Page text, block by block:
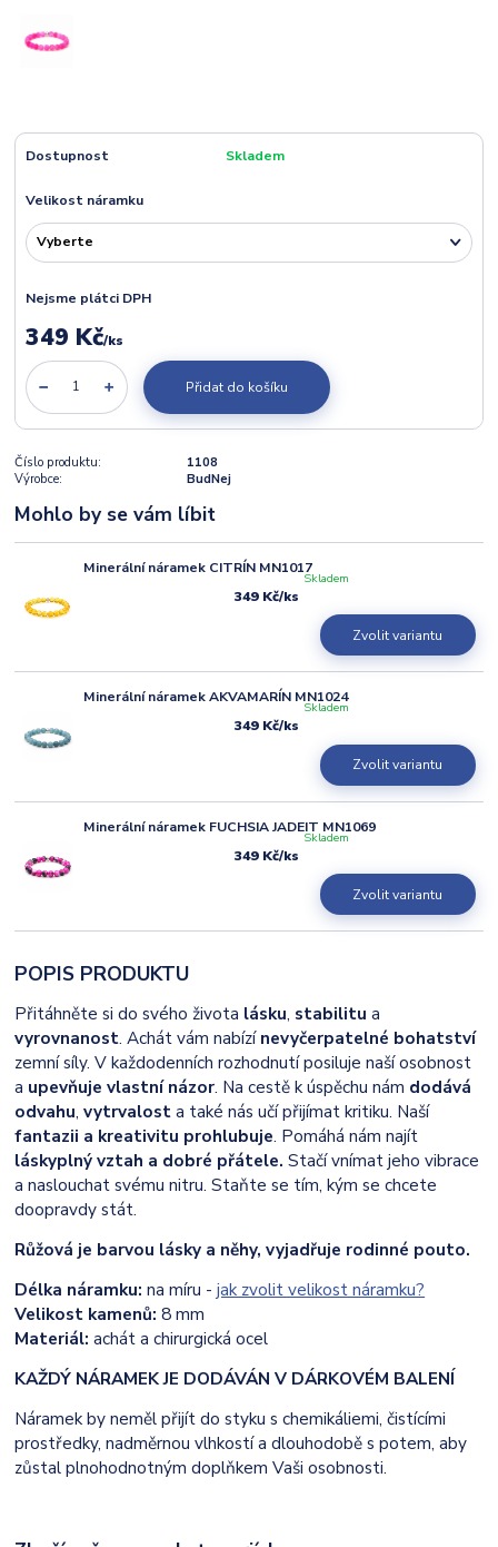
Dostupnost Skladem
Velikost náramku
Nejsme plátci DPH
349 Kč/ks
Přidat do košíku
Číslo produktu:
1108
Výrobce:
BudNej
Mohlo by se vám líbit
Minerální náramek CITRÍN MN1017
349 Kč/ks
Skladem
Zvolit variantu
Minerální náramek AKVAMARÍN MN1024
349 Kč/ks
Skladem
Zvolit variantu
Minerální náramek FUCHSIA JADEIT MN1069
349 Kč/ks
Skladem
Zvolit variantu
POPIS PRODUKTU
Přitáhněte si do svého života lásku, stabilitua
vyrovnanost. Achát vám nabízínevyčerpatelné bohatství
zemní síly. V každodenních rozhodnutí posiluje naší osobnost
a upevňuje vlastní názor. Na cestě k úspěchu nám dodává
odvahu,vytrvalosta také nás učí přijímat kritiku. Naší
fantazii a kreativitu prohlubuje. Pomáhá nám najít
láskyplný vztah a dobré přátele. Stačí vnímat jeho vibrace
a naslouchat svému nitru. Staňte se tím, kým se chcete
doopravdy stát.
Růžová je barvou lásky a něhy, vyjadřuje rodinné pouto.
Délka náramku:na míru -jak zvolit velikost náramku?
Velikost kamenů:8 mm
Materiál: achát a chirurgická ocel
KAŽDÝ NÁRAMEK JE DODÁVÁN V DÁRKOVÉM BALENÍ
Náramek by neměl přijít do styku s chemikáliemi, čistícími
prostředky, nadměrnou vlhkostí a dlouhodobě s potem, aby
zůstal plnohodnotným doplňkem Vaši osobnosti.